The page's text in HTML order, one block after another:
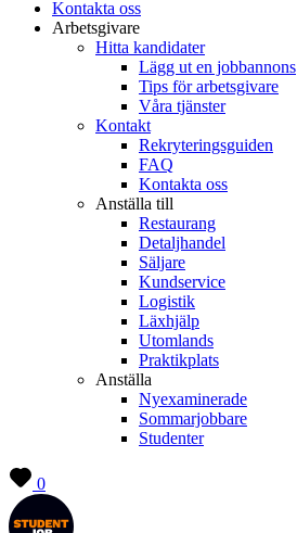
Kontakta oss
Arbetsgivare
Hitta kandidater
Lägg ut en jobbannons
Tips för arbetsgivare
Våra tjänster
Kontakt
Rekryteringsguiden
FAQ
Kontakta oss
Anställa till
Restaurang
Detaljhandel
Säljare
Kundservice
Logistik
Läxhjälp
Utomlands
Praktikplats
Anställa
Nyexaminerade
Sommarjobbare
Studenter
0